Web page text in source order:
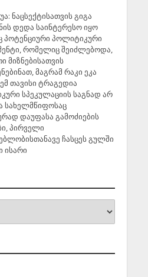
ნაცსექტისათვის გიგა
დედა საინტერესო იყო
პოლიტიკური
რომელიც შეიძლებოდა,
მიზნებისათვის
მაგრამ რაკი ეკა
თავისი ტრაგედია
სპეკულაციის საგნად არ
სახელმწიფოსაც
დაუფასა გამოძიების
პირველი
ჩასცეს გულში
ისარი